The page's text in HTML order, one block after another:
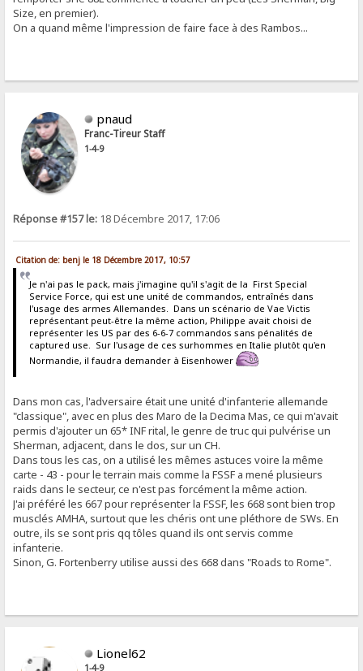
Size, en premier).
On a quand même l'impression de faire face à des Rambos...
pnaud
Franc-Tireur Staff
1-4-9
Réponse #157 le: 18 Décembre 2017, 17:06
Citation de: benj le 18 Décembre 2017, 10:57
Je n'ai pas le pack, mais j'imagine qu'il s'agit de la First Special
Service Force, qui est une unité de commandos, entraînés dans
l'usage des armes Allemandes. Dans un scénario de Vae Victis
représentant peut-être la même action, Philippe avait choisi de
représenter les US par des 6-6-7 commandos sans pénalités de
captured use. Sur l'usage de ces surhommes en Italie plutôt qu'en
Normandie, il faudra demander à Eisenhower
Dans mon cas, l'adversaire était une unité d'infanterie allemande
"classique", avec en plus des Maro de la Decima Mas, ce qui m'avait
permis d'ajouter un 65* INF rital, le genre de truc qui pulvérise un
Sherman, adjacent, dans le dos, sur un CH.
Dans tous les cas, on a utilisé les mêmes astuces voire la même
carte - 43 - pour le terrain mais comme la FSSF a mené plusieurs
raids dans le secteur, ce n'est pas forcément la même action.
J'ai préféré les 667 pour représenter la FSSF, les 668 sont bien trop
musclés AMHA, surtout que les chéris ont une pléthore de SWs. En
outre, ils se sont pris qq tôles quand ils ont servis comme
infanterie.
Sinon, G. Fortenberry utilise aussi des 668 dans "Roads to Rome".
Lionel62
1-4-9